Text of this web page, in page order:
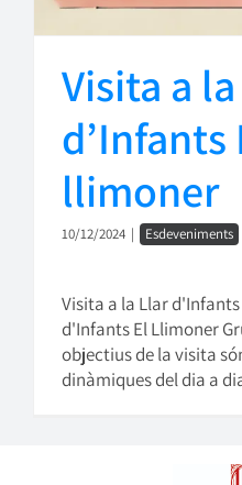
Visita a
d’Infants
llimoner
10/12/2024 | Esdeveniments
Visita a la Llar
d'Infants El Llimoner
objectius de la visita
dinàmiques del dia a